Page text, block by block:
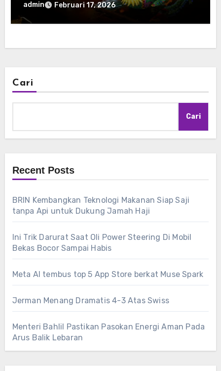
admin Februari 17, 2026
Cari
Cari
Recent Posts
BRIN Kembangkan Teknologi Makanan Siap Saji
tanpa Api untuk Dukung Jamah Haji
Ini Trik Darurat Saat Oli Power Steering Di Mobil
Bekas Bocor Sampai Habis
Meta AI tembus top 5 App Store berkat Muse Spark
Jerman Menang Dramatis 4-3 Atas Swiss
Menteri Bahlil Pastikan Pasokan Energi Aman Pada
Arus Balik Lebaran